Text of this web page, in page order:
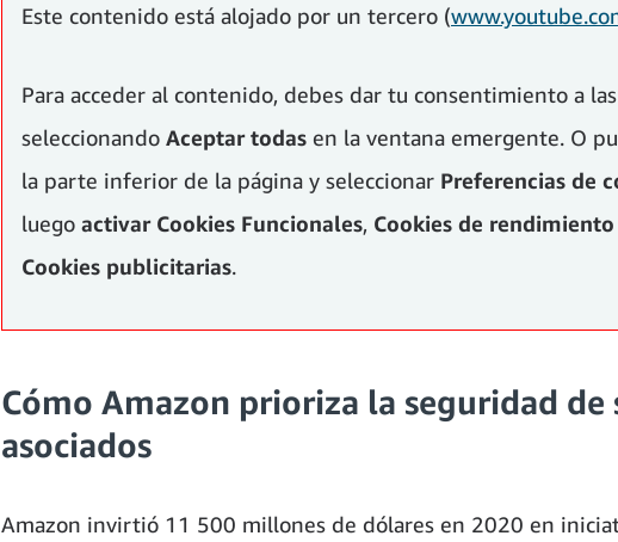
Este contenido está alojado por un tercero (
Para acceder al contenido, debes dar tu consentimiento a
seleccionando Aceptar todas en la ventana emergente. O
la parte inferior de la página y seleccionar Preferencias de
luego activar Cookies Funcionales, Cookies de rendimiento
Cookies publicitarias.
Cómo Amazon prioriza la seguridad de
asociados
Amazon invirtió 11 500 millones de dólares en 2020 en